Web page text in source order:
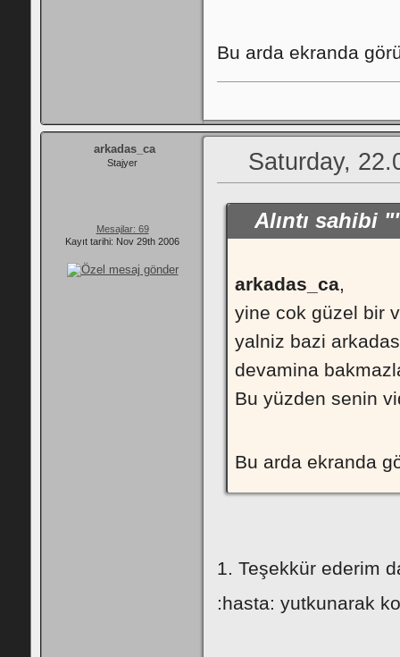
Bu arda ekranda
arkadas_ca
Stajyer
Mesajlar: 69
Kayıt tarihi: Nov 29th 2006
Saturday,
Alıntı sahibi
arkadas_ca,
yine cok güzel bir
yalniz bazi
devamina
Bu yüzden senin
Bu arda ekranda
1. Teşekkür ederim
:hasta: yutkunarak